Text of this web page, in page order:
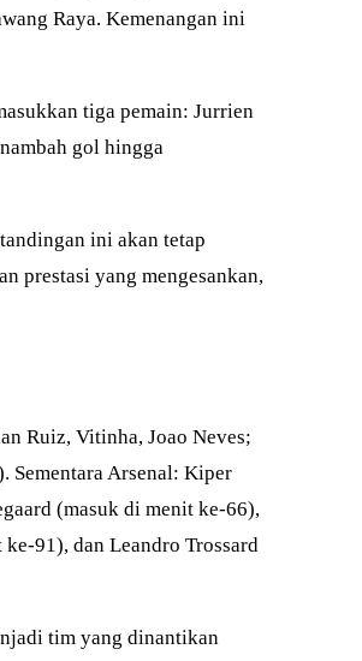
Raya. Kemenangan ini
tiga pemain: Jurrien
gol hingga
ini akan tetap
prestasi yang mengesankan,
Ruiz, Vitinha, Joao Neves;
Sementara Arsenal: Kiper
(masuk di menit ke-66),
91), dan Leandro Trossard
tim yang dinantikan